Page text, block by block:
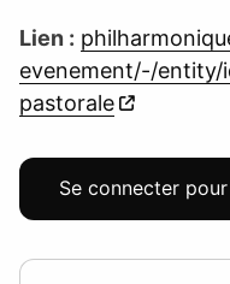
Lien :
evenement/-/entity/
pastorale
Se connecter pour